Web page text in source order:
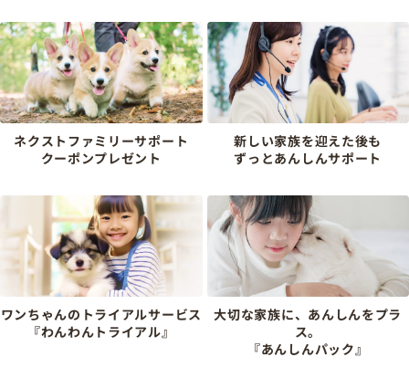
ネクストファミリーサポート
クーポンプレゼント
新しい家族を迎えた後も
ずっとあんしんサポート
ワンちゃんのトライアルサービス
『わんわんトライアル』
大切な家族に、あんしんをプラ
ス。
『あんしんパック』